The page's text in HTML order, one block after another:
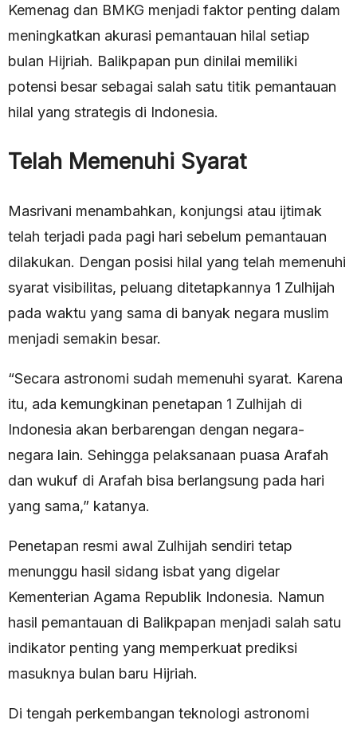
Kemenag dan BMKG menjadi faktor penting dalam
meningkatkan akurasi pemantauan hilal setiap
bulan Hijriah. Balikpapan pun dinilai memiliki
potensi besar sebagai salah satu titik pemantauan
hilal yang strategis di Indonesia.
Telah Memenuhi Syarat
Masrivani menambahkan, konjungsi atau ijtimak
telah terjadi pada pagi hari sebelum pemantauan
dilakukan. Dengan posisi hilal yang telah memenuhi
syarat visibilitas, peluang ditetapkannya 1 Zulhijah
pada waktu yang sama di banyak negara muslim
menjadi semakin besar.
“Secara astronomi sudah memenuhi syarat. Karena
itu, ada kemungkinan penetapan 1 Zulhijah di
Indonesia akan berbarengan dengan negara-
negara lain. Sehingga pelaksanaan puasa Arafah
dan wukuf di Arafah bisa berlangsung pada hari
yang sama,” katanya.
Penetapan resmi awal Zulhijah sendiri tetap
menunggu hasil sidang isbat yang digelar
Kementerian Agama Republik Indonesia. Namun
hasil pemantauan di Balikpapan menjadi salah satu
indikator penting yang memperkuat prediksi
masuknya bulan baru Hijriah.
Di tengah perkembangan teknologi astronomi